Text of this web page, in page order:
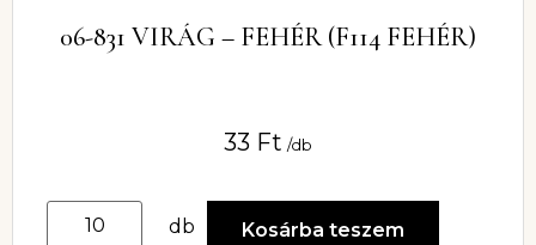
06-831 VIRÁG – FEHÉR (F114 FEHÉR)
33 Ft /db
db Kosárba teszem